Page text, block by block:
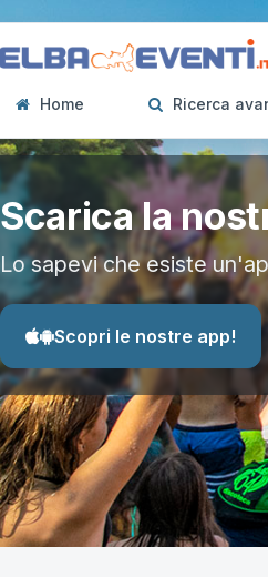
Home Ricerca
Scarica la
Lo sapevi che esiste
Scopri le nostre app!